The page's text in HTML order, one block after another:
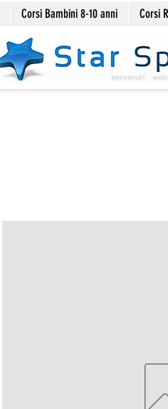
Corsi Bambini 8-10 anni Corsi